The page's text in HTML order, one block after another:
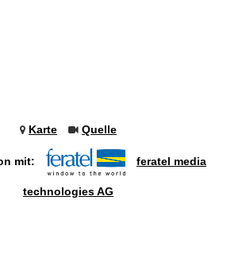
Karte Quelle
mit: feratel media
technologies AG